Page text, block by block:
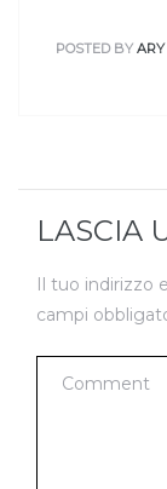
POSTED BY ARY
LASCIA
Il tuo indirizzo
campi